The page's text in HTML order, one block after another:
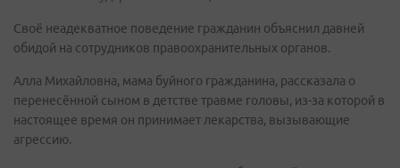
Своё неадекватное поведение гражданин объяснил давней
обидой на сотрудников правоохранительных органов.
Алла Михайловна, мама буйного гражданина, рассказала о
перенесённой сыном в детстве травме головы, из-за которой в
настоящее время он принимает лекарства, вызывающие
агрессию.